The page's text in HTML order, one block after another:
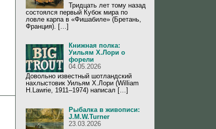
Тридцать лет тому назад
состоялся первый Кубок мира по
ловле карпа в «Фишабиле» (Бретань,
Франция). […]
Книжная полка:
Уильям Х.Лори о
форели
04.05.2026
Довольно известный шотландский
нахлыстовик Уильям Х.Лори (William
H.Lawrie, 1911–1974) написал […]
Рыбалка в живописи:
J.M.W.Turner
23.03.2026